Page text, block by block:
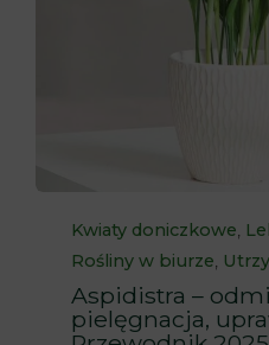
Category
Kwiaty doniczkowe,
Rośliny w biurze,
Aspidistra –
pielęgnacja,